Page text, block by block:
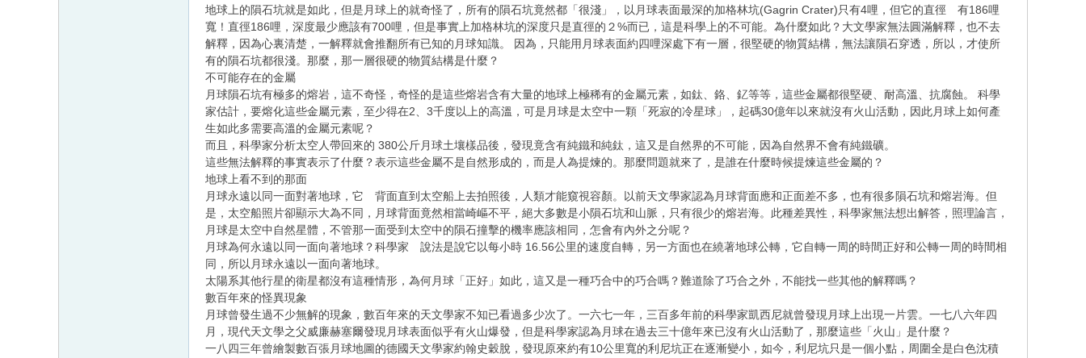
地球上的隕石坑就是如此，但是月球上的就奇怪了，所有的隕石坑竟然都「很淺」，以月球表面最深的加格林坑(Gagrin Crater)只有4哩，但它的直徑 有186哩
寬！直徑186哩，深度最少應該有700哩，但是事實上加格林坑的深度只是直徑的２%而已，這是科學上的不可能。為什麼如此？大文學家無法圓滿解釋，也不去
解釋，因為心裏清楚，一解釋就會推翻所有已知的月球知識。 因為，只能用月球表面約四哩深處下有一層，很堅硬的物質結構，無法讓隕石穿透，所以，才使所
有的隕石坑都很淺。那麼，那一層很硬的物質結構是什麼？
不可能存在的金屬
月球隕石坑有極多的熔岩，這不奇怪，奇怪的是這些熔岩含有大量的地球上極稀有的金屬元素，如鈦、鉻、釔等等，這些金屬都很堅硬、耐高溫、抗腐蝕。 科學
家估計，要熔化這些金屬元素，至少得在2、3千度以上的高溫，可是月球是太空中一顆「死寂的冷星球」，起碼30億年以來就沒有火山活動，因此月球上如何產
生如此多需要高溫的金屬元素呢？
而且，科學家分析太空人帶回來的 380公斤月球土壤樣品後，發現竟含有純鐵和純鈦，這又是自然界的不可能，因為自然界不會有純鐵礦。
這些無法解釋的事實表示了什麼？表示這些金屬不是自然形成的，而是人為提煉的。那麼問題就來了，是誰在什麼時候提煉這些金屬的？
地球上看不到的那面
月球永遠以同一面對著地球，它 背面直到太空船上去拍照後，人類才能窺視容顏。以前天文學家認為月球背面應和正面差不多，也有很多隕石坑和熔岩海。但
是，太空船照片卻顯示大為不同，月球背面竟然相當崎嶇不平，絕大多數是小隕石坑和山脈，只有很少的熔岩海。此種差異性，科學家無法想出解答，照理論言，
月球是太空中自然星體，不管那一面受到太空中的隕石撞擊的機率應該相同，怎會有內外之分呢？
月球為何永遠以同一面向著地球？科學家 說法是說它以每小時 16.56公里的速度自轉，另一方面也在繞著地球公轉，它自轉一周的時間正好和公轉一周的時間相
同，所以月球永遠以一面向著地球。
太陽系其他行星的衛星都沒有這種情形，為何月球「正好」如此，這又是一種巧合中的巧合嗎？難道除了巧合之外，不能找一些其他的解釋嗎？
數百年來的怪異現象
月球曾發生過不少無解的現象，數百年來的天文學家不知已看過多少次了。一六七一年，三百多年前的科學家凱西尼就曾發現月球上出現一片雲。一七八六年四
月，現代天文學之父威廉赫塞爾發現月球表面似乎有火山爆發，但是科學家認為月球在過去三十億年來已沒有火山活動了，那麼這些「火山」是什麼？
一八四三年曾繪製數百張月球地圖的德國天文學家約翰史穀脫，發現原來約有10公里寬的利尼坑正在逐漸變小，如今，利尼坑只是一個小點，周圍全是白色沈積